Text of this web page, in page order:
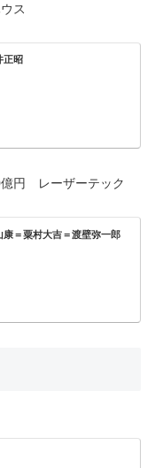
ス
正昭
円 レーザーテック
康＝粟村大吉＝渡壁弥一郎